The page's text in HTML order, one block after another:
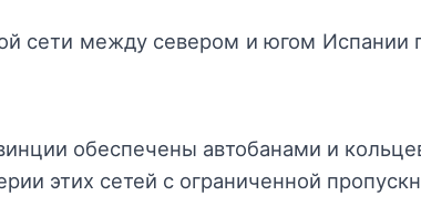
сети между севером и югом Испании
обеспечены автобанами и
этих сетей с ограниченной